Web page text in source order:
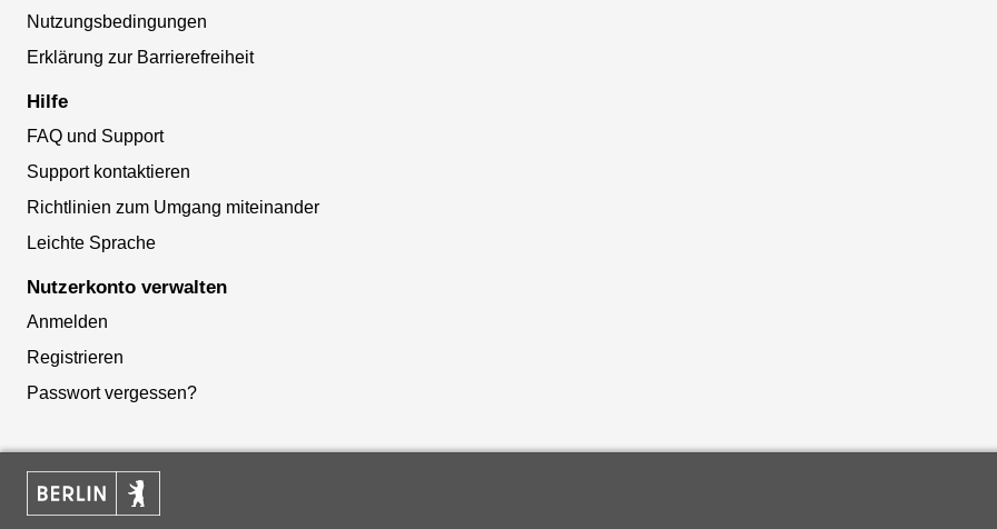
Nutzungsbedingungen
Erklärung zur Barrierefreiheit
Hilfe
FAQ und Support
Support kontaktieren
Richtlinien zum Umgang miteinander
Leichte Sprache
Nutzerkonto verwalten
Anmelden
Registrieren
Passwort vergessen?